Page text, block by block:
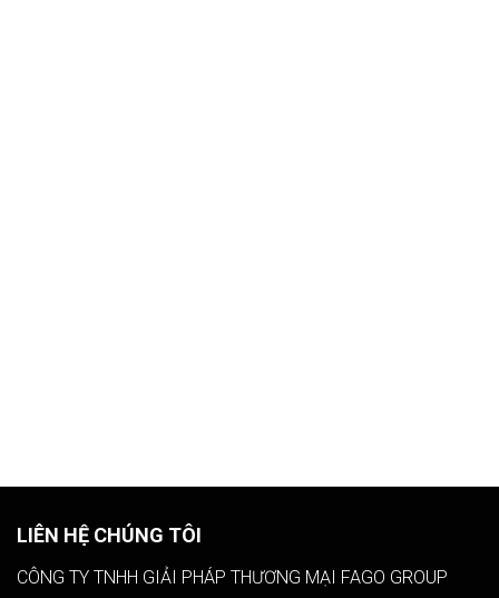
LIÊN HỆ CHÚNG TÔI
CÔNG TY TNHH GIẢI PHÁP THƯƠNG MẠI FAGO GROUP